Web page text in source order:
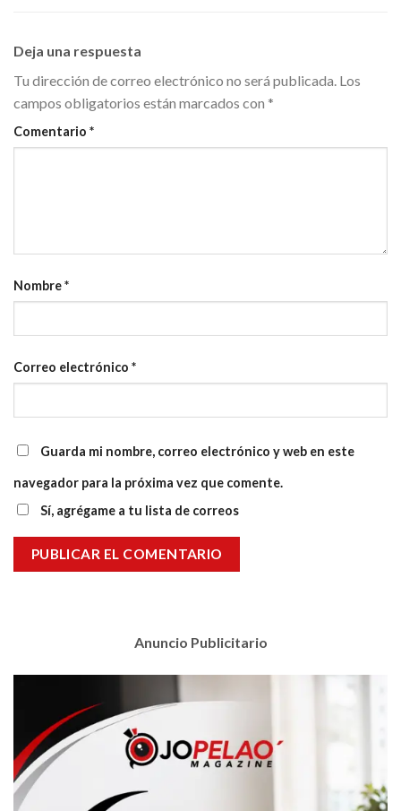
Deja una respuesta
Tu dirección de correo electrónico no será publicada. Los
campos obligatorios están marcados con *
Comentario *
Nombre*
Correo electrónico *
Guarda mi nombre, correo electrónico y web en este
navegador para la próxima vez que comente.
Sí, agrégame a tu lista de correos
Anuncio Publicitario